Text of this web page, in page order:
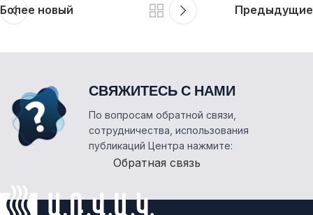
Более новый Предыдущие
СВЯЖИТЕСЬ С НАМИ
По вопросам обратной связи,
сотрудничества, использования
публикаций Центра нажмите:
Обратная связь